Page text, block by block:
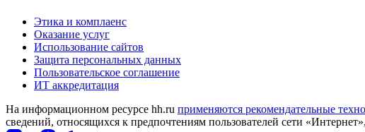
Этика и комплаенс
Оказание услуг
Использование сайтов
Защита персональных данных
Пользовательское соглашение
ИТ аккредитация
На информационном ресурсе hh.ru применяются рекомендательные
сведений, относящихся к предпочтениям пользователей сети